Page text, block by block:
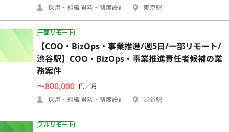
採用・組織開発・制度設計
東京駅
一部リモート
【COO・BizOps・事業推進/週5日/一部リモート/
渋谷駅】COO・BizOps・事業推進責任者候補の業
務案件
〜800,000 円／月
採用・組織開発・制度設計
渋谷駅
フルリモート